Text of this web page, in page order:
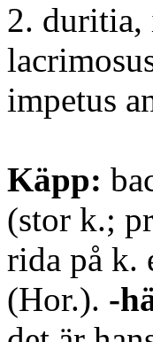
2. duritia,
impetus
Käpp:
(stor k.;
rida på k.
(Hor.). -